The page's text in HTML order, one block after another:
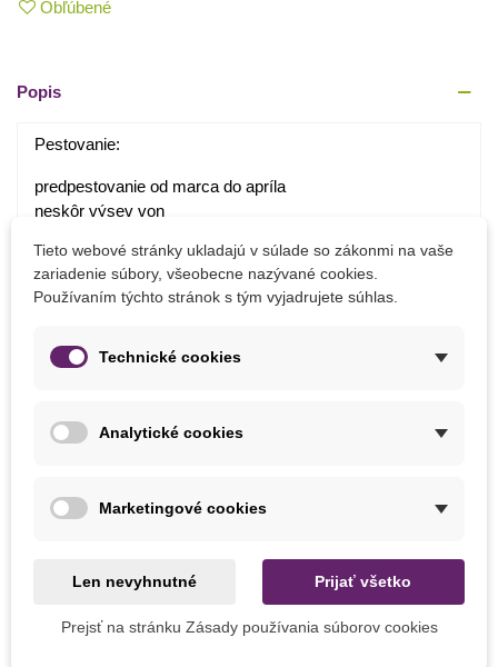
Obľúbené
Popis
Pestovanie:
predpestovanie od marca do apríla
neskôr výsev von
doba klíčenia 1-2 týždne
teplota 16-18 stupňov
slnko
MOHLI BYSTE EŠTE POTREBOVAŤ
Tieto webové stránky ukladajú v súlade so zákonmi na vaše
zariadenie súbory, všeobecne nazývané cookies.
Používaním týchto stránok s tým vyjadrujete súhlas.
Technické cookies
Analytické cookies
Marketingové cookies
Len nevyhnutné Prijať všetko
Prejsť na stránku Zásady používania súborov cookies